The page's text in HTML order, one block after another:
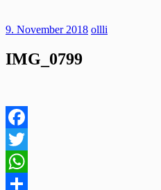
9. November 2018 ollli
IMG_0799
Facebook
Twitter
WhatsApp